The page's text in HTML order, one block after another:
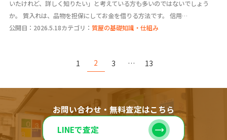
いたけれど、詳しく知りたい」と考えている方も多いのではないでしょう
か。 質入れは、品物を担保にしてお金を借りる方法です。 信用…
公開日：2026.5.18カテゴリ： 質屋の基礎知識・仕組み
1 2 3 … 13
お問い合わせ・無料査定はこちら
LINEで査定